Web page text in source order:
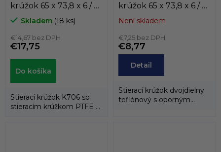
krúžok 65 x 73,8 x 6 / 6
K706-065
PTFE+BRONZ/NBR
KASTAS
Skladem (18 ks)
€14,67 bez DPH
€17,75
Do košíka
Stierací krúžok K706 so
stieracím krúžkom PTFE a
krúžok 65 x 73,8 x 6 / 6
AD60 PTFE/NBR
Není skladem
€7,25 bez DPH
€8,77
Detail
Stierací krúžok dvojdielny
teflónový s oporným